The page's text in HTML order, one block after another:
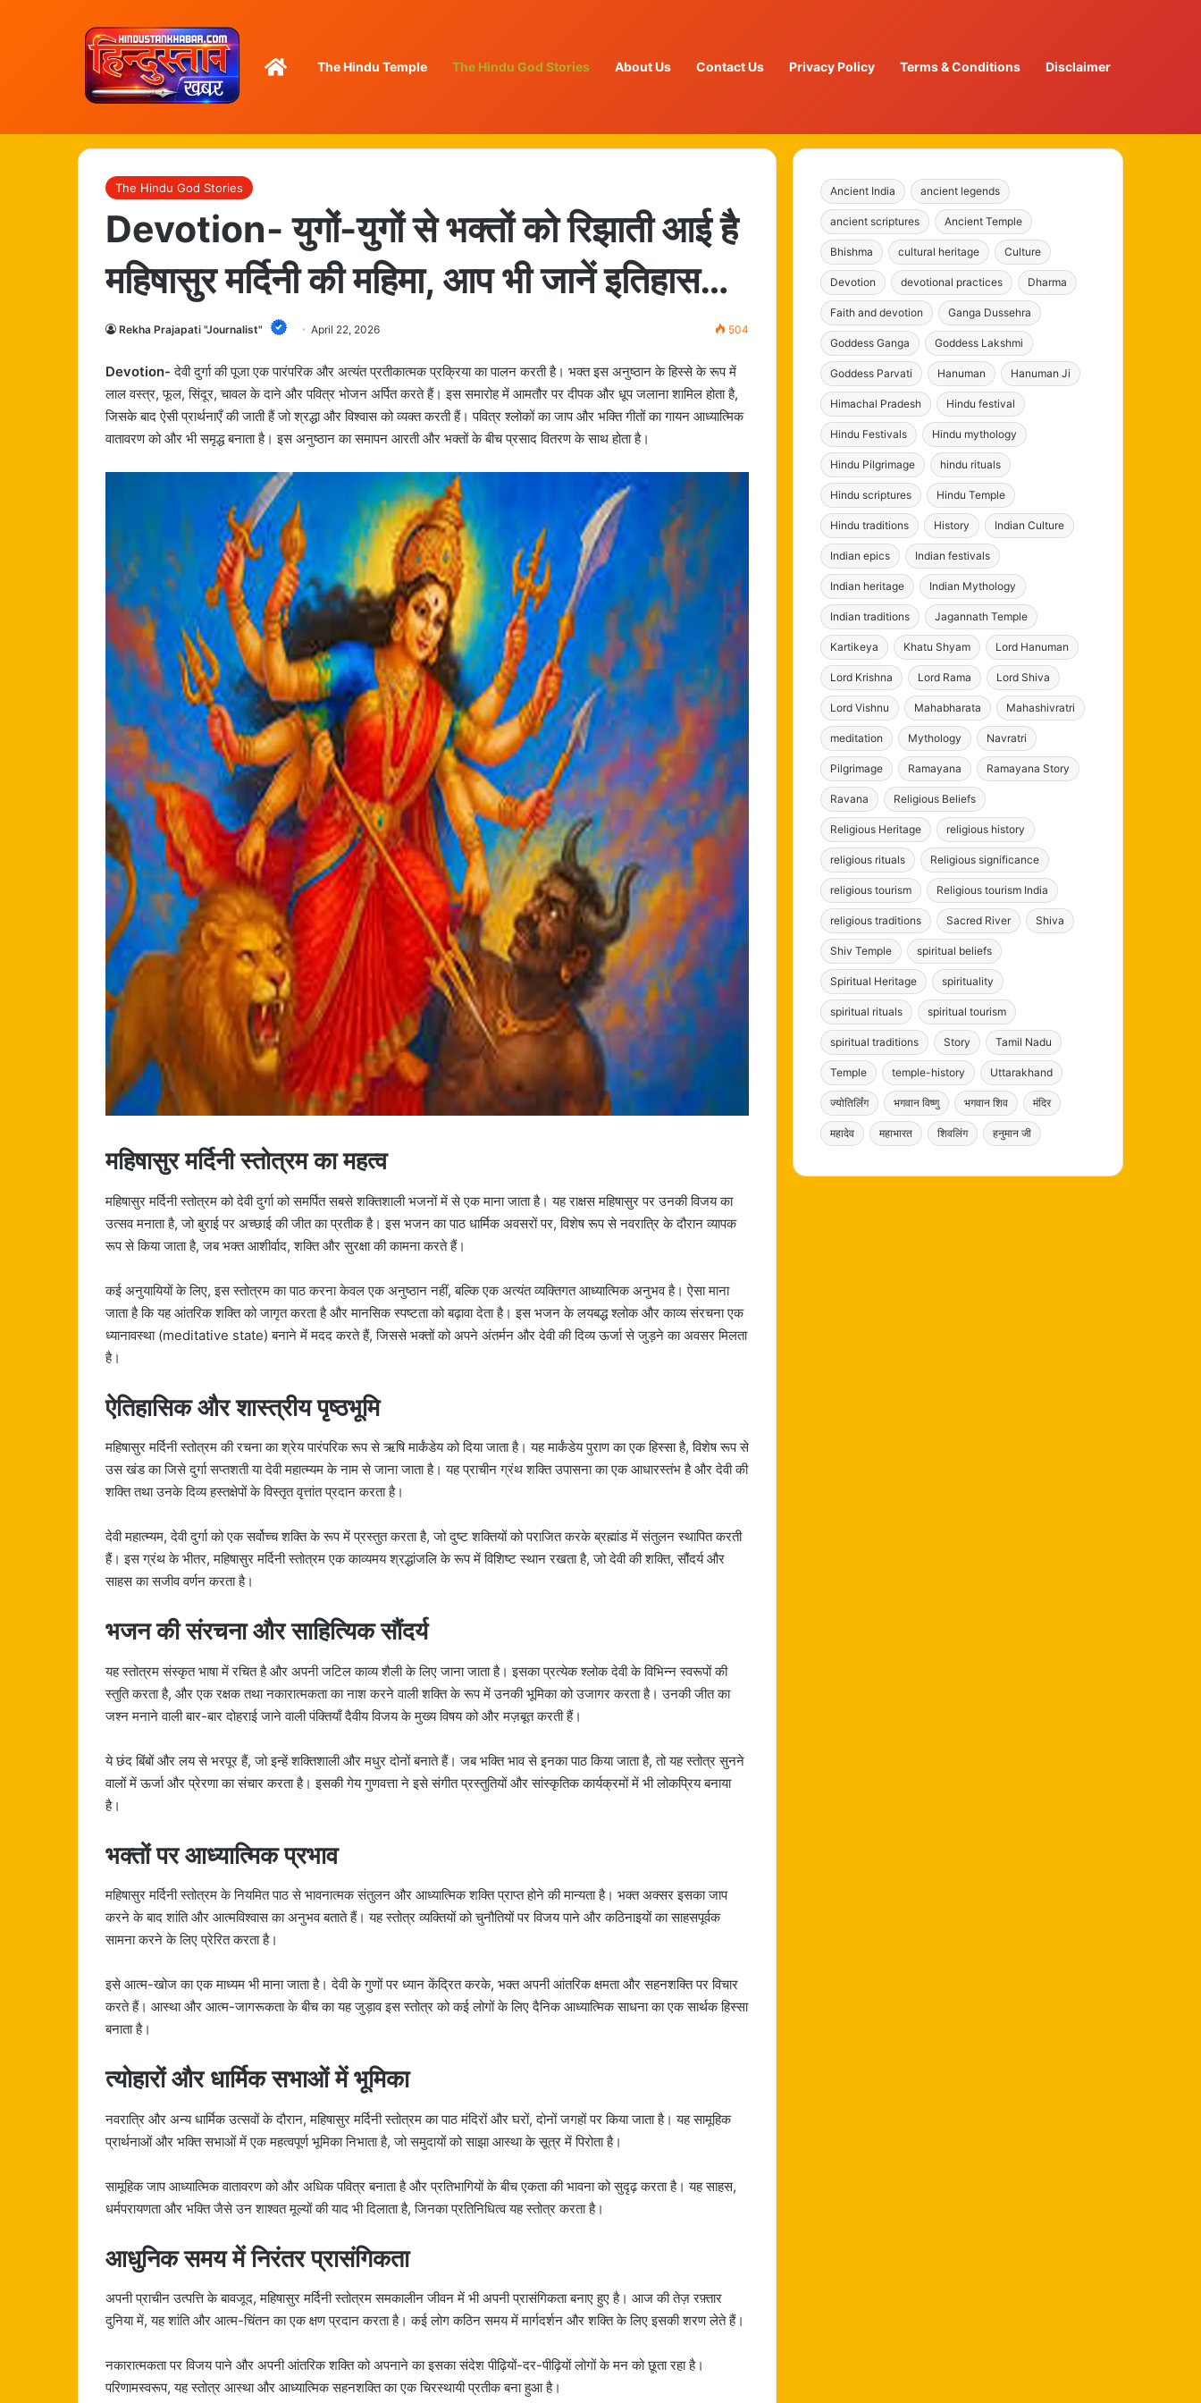
HomeThe Hindu Temple The Hindu God Stories About Us Contact Us Privacy Policy Terms & Conditions Disclaimer
The Hindu God Stories
Devotion- युगों-युगों से भक्तों को रिझाती आई है
महिषासुर मर्दिनी की महिमा, आप भी जानें इतिहास…
Rekha Prajapati "Journalist" April 22, 2026 504
Devotion- देवी दुर्गा की पूजा एक पारंपरिक और अत्यंत प्रतीकात्मक प्रक्रिया का पालन करती है। भक्त इस अनुष्ठान के हिस्से के रूप में
लाल वस्त्र, फूल, सिंदूर, चावल के दाने और पवित्र भोजन अर्पित करते हैं। इस समारोह में आमतौर पर दीपक और धूप जलाना शामिल होता है,
जिसके बाद ऐसी प्रार्थनाएँ की जाती हैं जो श्रद्धा और विश्वास को व्यक्त करती हैं। पवित्र श्लोकों का जाप और भक्ति गीतों का गायन आध्यात्मिक
वातावरण को और भी समृद्ध बनाता है। इस अनुष्ठान का समापन आरती और भक्तों के बीच प्रसाद वितरण के साथ होता है।
महिषासुर मर्दिनी स्तोत्रम का महत्व
महिषासुर मर्दिनी स्तोत्रम को देवी दुर्गा को समर्पित सबसे शक्तिशाली भजनों में से एक माना जाता है। यह राक्षस महिषासुर पर उनकी विजय का
उत्सव मनाता है, जो बुराई पर अच्छाई की जीत का प्रतीक है। इस भजन का पाठ धार्मिक अवसरों पर, विशेष रूप से नवरात्रि के दौरान व्यापक
रूप से किया जाता है, जब भक्त आशीर्वाद, शक्ति और सुरक्षा की कामना करते हैं।
कई अनुयायियों के लिए, इस स्तोत्रम का पाठ करना केवल एक अनुष्ठान नहीं, बल्कि एक अत्यंत व्यक्तिगत आध्यात्मिक अनुभव है। ऐसा माना
जाता है कि यह आंतरिक शक्ति को जागृत करता है और मानसिक स्पष्टता को बढ़ावा देता है। इस भजन के लयबद्ध श्लोक और काव्य संरचना एक
ध्यानावस्था (meditative state) बनाने में मदद करते हैं, जिससे भक्तों को अपने अंतर्मन और देवी की दिव्य ऊर्जा से जुड़ने का अवसर मिलता
है।
ऐतिहासिक और शास्त्रीय पृष्ठभूमि
महिषासुर मर्दिनी स्तोत्रम की रचना का श्रेय पारंपरिक रूप से ऋषि मार्कंडेय को दिया जाता है। यह मार्कंडेय पुराण का एक हिस्सा है, विशेष रूप से
उस खंड का जिसे दुर्गा सप्तशती या देवी महात्म्यम के नाम से जाना जाता है। यह प्राचीन ग्रंथ शक्ति उपासना का एक आधारस्तंभ है और देवी की
शक्ति तथा उनके दिव्य हस्तक्षेपों के विस्तृत वृत्तांत प्रदान करता है।
देवी महात्म्यम, देवी दुर्गा को एक सर्वोच्च शक्ति के रूप में प्रस्तुत करता है, जो दुष्ट शक्तियों को पराजित करके ब्रह्मांड में संतुलन स्थापित करती
हैं। इस ग्रंथ के भीतर, महिषासुर मर्दिनी स्तोत्रम एक काव्यमय श्रद्धांजलि के रूप में विशिष्ट स्थान रखता है, जो देवी की शक्ति, सौंदर्य और
साहस का सजीव वर्णन करता है।
भजन की संरचना और साहित्यिक सौंदर्य
यह स्तोत्रम संस्कृत भाषा में रचित है और अपनी जटिल काव्य शैली के लिए जाना जाता है। इसका प्रत्येक श्लोक देवी के विभिन्न स्वरूपों की
स्तुति करता है, और एक रक्षक तथा नकारात्मकता का नाश करने वाली शक्ति के रूप में उनकी भूमिका को उजागर करता है। उनकी जीत का
जश्न मनाने वाली बार-बार दोहराई जाने वाली पंक्तियाँ दैवीय विजय के मुख्य विषय को और मज़बूत करती हैं।
ये छंद बिंबों और लय से भरपूर हैं, जो इन्हें शक्तिशाली और मधुर दोनों बनाते हैं। जब भक्ति भाव से इनका पाठ किया जाता है, तो यह स्तोत्र सुनने
वालों में ऊर्जा और प्रेरणा का संचार करता है। इसकी गेय गुणवत्ता ने इसे संगीत प्रस्तुतियों और सांस्कृतिक कार्यक्रमों में भी लोकप्रिय बनाया
है।
भक्तों पर आध्यात्मिक प्रभाव
महिषासुर मर्दिनी स्तोत्रम के नियमित पाठ से भावनात्मक संतुलन और आध्यात्मिक शक्ति प्राप्त होने की मान्यता है। भक्त अक्सर इसका जाप
करने के बाद शांति और आत्मविश्वास का अनुभव बताते हैं। यह स्तोत्र व्यक्तियों को चुनौतियों पर विजय पाने और कठिनाइयों का साहसपूर्वक
सामना करने के लिए प्रेरित करता है।
इसे आत्म-खोज का एक माध्यम भी माना जाता है। देवी के गुणों पर ध्यान केंद्रित करके, भक्त अपनी आंतरिक क्षमता और सहनशक्ति पर विचार
करते हैं। आस्था और आत्म-जागरूकता के बीच का यह जुड़ाव इस स्तोत्र को कई लोगों के लिए दैनिक आध्यात्मिक साधना का एक सार्थक हिस्सा
बनाता है।
त्योहारों और धार्मिक सभाओं में भूमिका
नवरात्रि और अन्य धार्मिक उत्सवों के दौरान, महिषासुर मर्दिनी स्तोत्रम का पाठ मंदिरों और घरों, दोनों जगहों पर किया जाता है। यह सामूहिक
प्रार्थनाओं और भक्ति सभाओं में एक महत्वपूर्ण भूमिका निभाता है, जो समुदायों को साझा आस्था के सूत्र में पिरोता है।
सामूहिक जाप आध्यात्मिक वातावरण को और अधिक पवित्र बनाता है और प्रतिभागियों के बीच एकता की भावना को सुदृढ़ करता है। यह साहस,
धर्मपरायणता और भक्ति जैसे उन शाश्वत मूल्यों की याद भी दिलाता है, जिनका प्रतिनिधित्व यह स्तोत्र करता है।
आधुनिक समय में निरंतर प्रासंगिकता
अपनी प्राचीन उत्पत्ति के बावजूद, महिषासुर मर्दिनी स्तोत्रम समकालीन जीवन में भी अपनी प्रासंगिकता बनाए हुए है। आज की तेज़ रफ़्तार
दुनिया में, यह शांति और आत्म-चिंतन का एक क्षण प्रदान करता है। कई लोग कठिन समय में मार्गदर्शन और शक्ति के लिए इसकी शरण लेते हैं।
नकारात्मकता पर विजय पाने और अपनी आंतरिक शक्ति को अपनाने का इसका संदेश पीढ़ियों-दर-पीढ़ियों लोगों के मन को छूता रहा है।
परिणामस्वरूप, यह स्तोत्र आस्था और आध्यात्मिक सहनशक्ति का एक चिरस्थायी प्रतीक बना हुआ है।
Ancient India ancient legends
ancient scriptures Ancient Temple
Bhishma cultural heritage Culture
Devotion devotional practices Dharma
Faith and devotion Ganga Dussehra
Goddess Ganga Goddess Lakshmi
Goddess Parvati Hanuman Hanuman Ji
Himachal Pradesh Hindu festival
Hindu Festivals Hindu mythology
Hindu Pilgrimage hindu rituals
Hindu scriptures Hindu Temple
Hindu traditions History Indian Culture
Indian epics Indian festivals
Indian heritage Indian Mythology
Indian traditions Jagannath Temple
Kartikeya Khatu Shyam Lord Hanuman
Lord Krishna Lord Rama Lord Shiva
Lord Vishnu Mahabharata Mahashivratri
meditation Mythology Navratri
Pilgrimage Ramayana Ramayana Story
Ravana Religious Beliefs
Religious Heritage religious history
religious rituals Religious significance
religious tourism Religious tourism India
religious traditions Sacred River Shiva
Shiv Temple spiritual beliefs
Spiritual Heritage spirituality
spiritual rituals spiritual tourism
spiritual traditions Story Tamil Nadu
Temple temple-history Uttarakhand
ज्योतिर्लिंग भगवान विष्णु भगवान शिव मंदिर
महादेव महाभारत शिवलिंग हनुमान जी